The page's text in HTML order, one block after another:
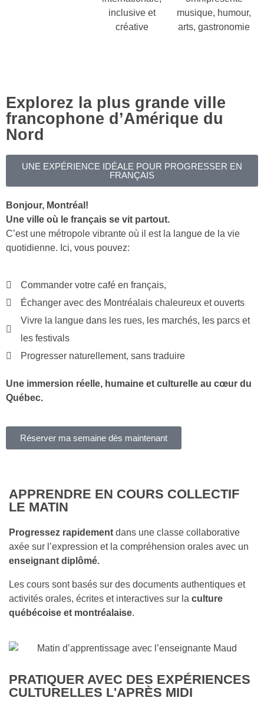
Explorez la plus grande ville
francophone d’Amérique du
Nord
UNE EXPÉRIENCE IDÉALE POUR PROGRESSER EN
FRANÇAIS
Bonjour, Montréal!
Une ville où le français se vit partout.
C’est une métropole vibrante où il est la langue de la vie
quotidienne. Ici, vous pouvez:
Commander votre café en français,
Échanger avec des Montréalais chaleureux et ouverts
Vivre la langue dans les rues, les marchés, les parcs et
les festivals
Progresser naturellement, sans traduire
Une immersion réelle, humaine et culturelle au cœur du
Québec.
Réserver ma semaine dès maintenant
APPRENDRE EN COURS COLLECTIF
LE MATIN
Progressez rapidement dans une classe collaborative
axée sur l’expression et la compréhension orales avec un
enseignant diplômé.
Les cours sont basés sur des documents authentiques et
activités orales, écrites et interactives sur la culture
québécoise et montréalaise.
PRATIQUER AVEC DES EXPÉRIENCES
CULTURELLES L'APRÈS MIDI